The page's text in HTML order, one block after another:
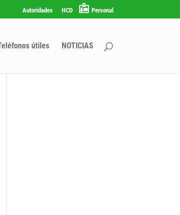
Autoridades HCD Personal
útiles NOTICIAS